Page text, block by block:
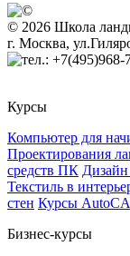
© 2026 Школа
г. Москва,
+7(495)968-
Курсы
Компьютер для
Проектирования
средств ПК
Текстиль в
стен Курсы
Бизнес-курсы